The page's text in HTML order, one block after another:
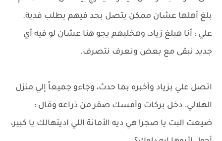
بلغ أهلها عشان ممكن يتصل بحد فيهم يطلب فدية.
علي : أنا هبلغ زياد، وهخليهم يجو هنا عشان لو فيه أي
جديد نبقى مع بعض ونعرف نتصرف.
اتصل علي بزياد وأخبره بما حدث، وجاءو جميعاً إلي منزل
الهلالي. دخل بركات وأمسك صقر من ذراعه وقال :
ضيعت البت يا صجر! هي ديه الأمانة اللي اديتهالك يا كبير،